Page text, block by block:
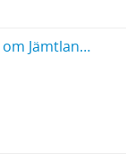
Några blyertsanteckningar om Jämtland och Dalarna 1897.